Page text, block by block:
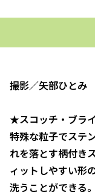
撮影／矢部ひとみ
★スコッチ・ブラ
特殊な粒子でステ
れを落とす柄付き
ィットしやすい形
洗うことができる